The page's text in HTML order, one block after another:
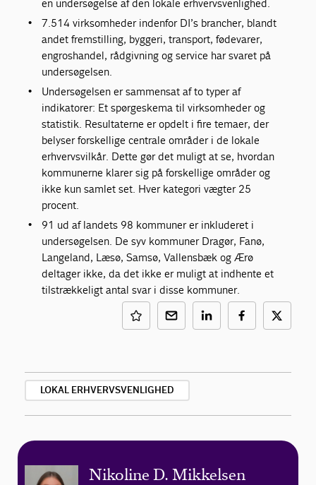
en undersøgelse af den lokale erhvervsvenlighed.
7.514 virksomheder indenfor DI’s brancher, blandt
andet fremstilling, byggeri, transport, fødevarer,
engroshandel, rådgivning og service har svaret på
undersøgelsen.
Undersøgelsen er sammensat af to typer af
indikatorer: Et spørgeskema til virksomheder og
statistik. Resultaterne er opdelt i fire temaer, der
belyser forskellige centrale områder i de lokale
erhvervsvilkår. Dette gør det muligt at se, hvordan
kommunerne klarer sig på forskellige områder og
ikke kun samlet set. Hver kategori vægter 25
procent.
91 ud af landets 98 kommuner er inkluderet i
undersøgelsen. De syv kommuner Dragør, Fanø,
Langeland, Læsø, Samsø, Vallensbæk og Ærø
deltager ikke, da det ikke er muligt at indhente et
tilstrækkeligt antal svar i disse kommuner.
LOKAL ERHVERVSVENLIGHED
Nikoline D. Mikkelsen